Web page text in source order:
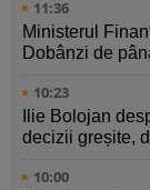
11:36
Ministerul
Dobânzi de
10:23
Ilie Bolojan
decizii greșite,
10:00